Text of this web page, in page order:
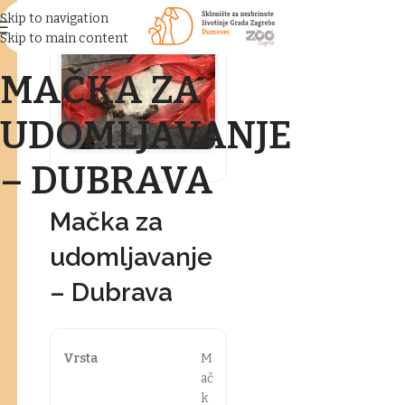
Skip to navigation
Skip to main content
MAČKA ZA
UDOMLJAVANJE
– DUBRAVA
Mačka za
udomljavanje
– Dubrava
Vrsta
M
ač
k